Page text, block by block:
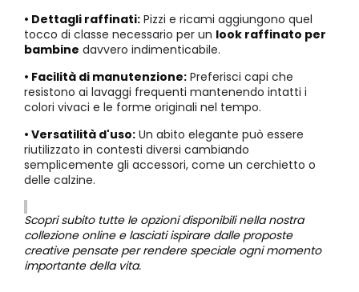
• Dettagli raffinati: Pizzi e ricami aggiungono quel
tocco di classe necessario per un look raffinato per
bambine davvero indimenticabile.
• Facilità di manutenzione: Preferisci capi che
resistono ai lavaggi frequenti mantenendo intatti i
colori vivaci e le forme originali nel tempo.
• Versatilità d'uso: Un abito elegante può essere
riutilizzato in contesti diversi cambiando
semplicemente gli accessori, come un cerchietto o
delle calzine.
Scopri subito tutte le opzioni disponibili nella nostra
collezione online e lasciati ispirare dalle proposte
creative pensate per rendere speciale ogni momento
importante della vita.